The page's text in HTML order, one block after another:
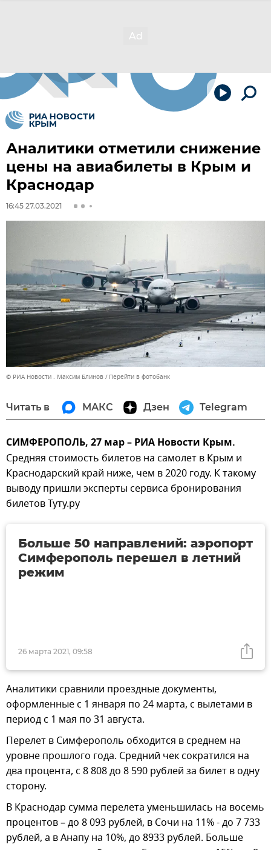
Аналитики отметили снижение
цены на авиабилеты в Крым и
Краснодар
16:45 27.03.2021
© РИА Новости . Максим Блинов Перейти в фотобанк
Читать в МАКС Дзен Telegram
СИМФЕРОПОЛЬ, 27 мар – РИА Новости Крым.
Средняя стоимость билетов на самолет в Крым и
Краснодарский край ниже, чем в 2020 году. К такому
выводу пришли эксперты сервиса бронирования
билетов Туту.ру
26 марта 2021, 09:58
Больше 50 направлений: аэропорт
Симферополь перешел в летний
режим
Аналитики сравнили проездные документы,
оформленные с 1 января по 24 марта, с вылетами в
период с 1 мая по 31 августа.
Перелет в Симферополь обходится в среднем на
уровне прошлого года. Средний чек сократился на
два процента, с 8 808 до 8 590 рублей за билет в одну
сторону.
В Краснодар сумма перелета уменьшилась на восемь
процентов – до 8 093 рублей, в Сочи на 11% - до 7 733
рублей, а в Анапу на 10%, до 8933 рублей. Больше